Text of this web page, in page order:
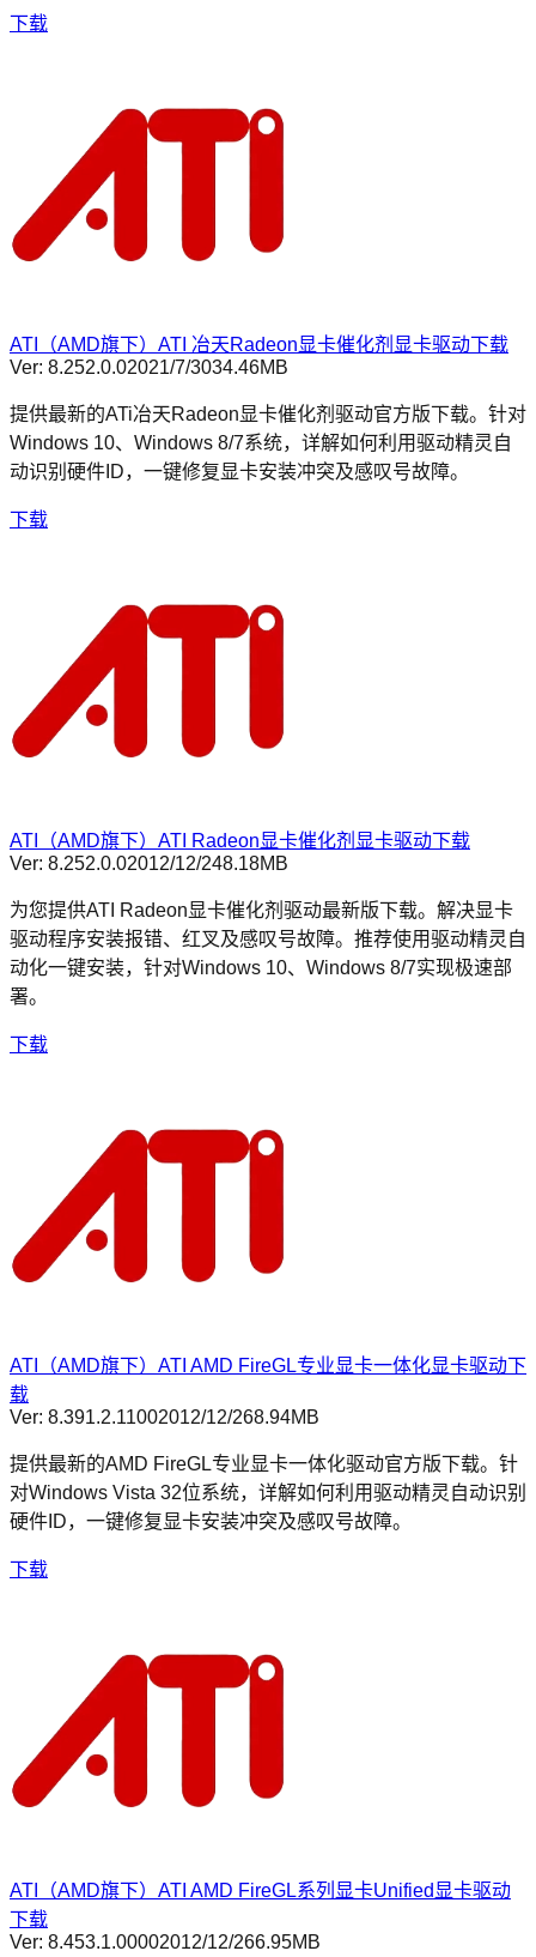
下载
ATI（AMD旗下）ATI 冶天Radeon显卡催化剂显卡驱动下载
Ver: 8.252.0.02021/7/3034.46MB
提供最新的ATi冶天Radeon显卡催化剂驱动官方版下载。针对
Windows 10、Windows 8/7系统，详解如何利用驱动精灵自
动识别硬件ID，一键修复显卡安装冲突及感叹号故障。
下载
ATI（AMD旗下）ATI Radeon显卡催化剂显卡驱动下载
Ver: 8.252.0.02012/12/248.18MB
为您提供ATI Radeon显卡催化剂驱动最新版下载。解决显卡
驱动程序安装报错、红叉及感叹号故障。推荐使用驱动精灵自
动化一键安装，针对Windows 10、Windows 8/7实现极速部
署。
下载
ATI（AMD旗下）ATI AMD FireGL专业显卡一体化显卡驱动下
载
Ver: 8.391.2.11002012/12/268.94MB
提供最新的AMD FireGL专业显卡一体化驱动官方版下载。针
对Windows Vista 32位系统，详解如何利用驱动精灵自动识别
硬件ID，一键修复显卡安装冲突及感叹号故障。
下载
ATI（AMD旗下）ATI AMD FireGL系列显卡Unified显卡驱动
下载
Ver: 8.453.1.00002012/12/266.95MB